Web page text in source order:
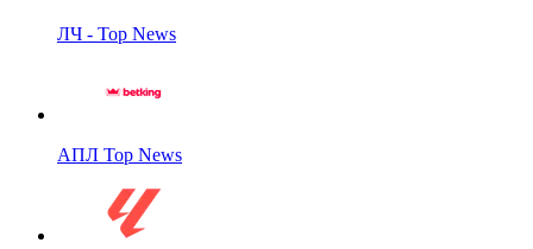
ЛЧ - Top News
АПЛ Top News